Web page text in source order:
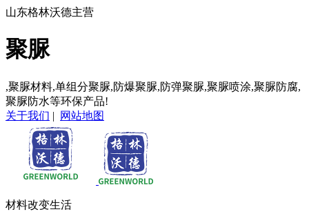
山东格林沃德主营
聚脲
,聚脲材料,单组分聚脲,防爆聚脲,防弹聚脲,聚脲喷涂,聚脲防腐,
聚脲防水等环保产品!
关于我们 | 网站地图
材料改变生活